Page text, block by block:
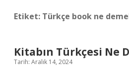
Etiket: Türkçe book ne
Kitabın Türkçesi Ne
Tarih: Aralık 14, 2024